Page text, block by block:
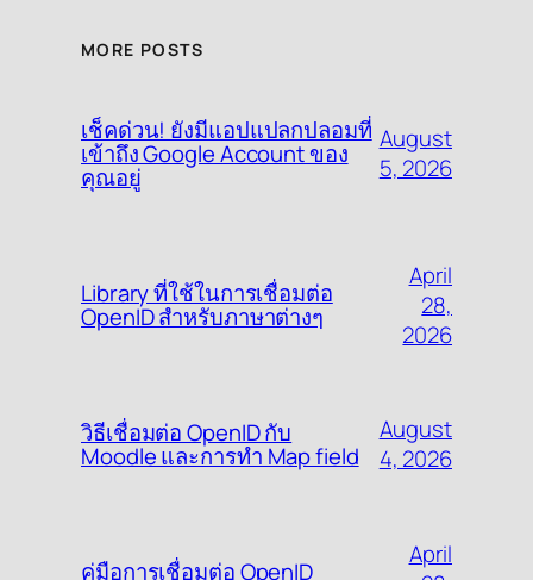
MORE POSTS
เช็คด่วน! ยังมีแอปแปลกปลอมที่
เข้าถึง Google Account ของ
คุณอยู่
August
5, 2026
Library ที่ใช้ในการเชื่อมต่อ
OpenID สำหรับภาษาต่างๆ
April
28,
2026
วิธีเชื่อมต่อ OpenID กับ
Moodle และการทำ Map field
August
4, 2026
คู่มือการเชื่อมต่อ OpenID
April